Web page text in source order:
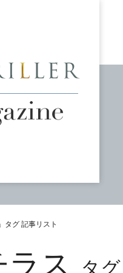
」タグ 記事リスト